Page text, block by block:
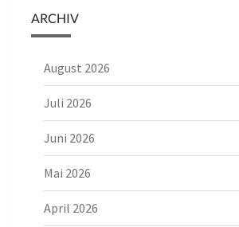
ARCHIV
August 2026
Juli 2026
Juni 2026
Mai 2026
April 2026